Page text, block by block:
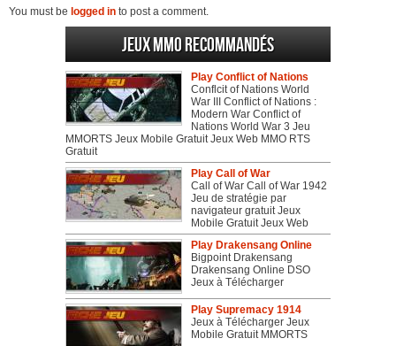
You must be logged in to post a comment.
Jeux MMO recommandés
Play Conflict of Nations
Conflcit of Nations World
War III Conflict of Nations :
Modern War Conflict of
Nations World War 3 Jeu
MMORTS Jeux Mobile Gratuit Jeux Web MMO RTS
Gratuit
Play Call of War
Call of War Call of War 1942
Jeu de stratégie par
navigateur gratuit Jeux
Mobile Gratuit Jeux Web
Play Drakensang Online
Bigpoint Drakensang
Drakensang Online DSO
Jeux à Télécharger
Play Supremacy 1914
Jeux à Télécharger Jeux
Mobile Gratuit MMORTS